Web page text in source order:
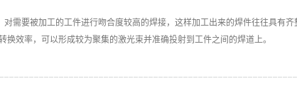
需要被加工的工件进行吻合度较高的焊接，这样加工出来的焊件往往具有
效率，可以形成较为聚集的激光束并准确投射到工件之间的焊道上。